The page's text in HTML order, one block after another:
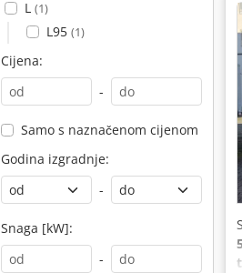
L (1)
L95 (1)
Cijena:
-
Samo s naznačenom cijenom
Godina izgradnje:
-
Snaga [kW]:
-